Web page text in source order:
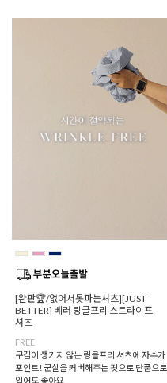
[완판🏆/없어서못파는셔츠][JUST
BETTER] 베러 링클프리 스트라이프
셔츠
FREE
구김이 생기지 않는 링클프리 셔츠에 자수가
포인트! 군살을 커버해주는 핏으로 단품으로
입어도 좋아요